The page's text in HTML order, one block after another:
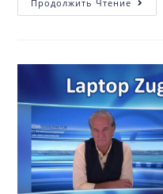
Продолжить Чтение